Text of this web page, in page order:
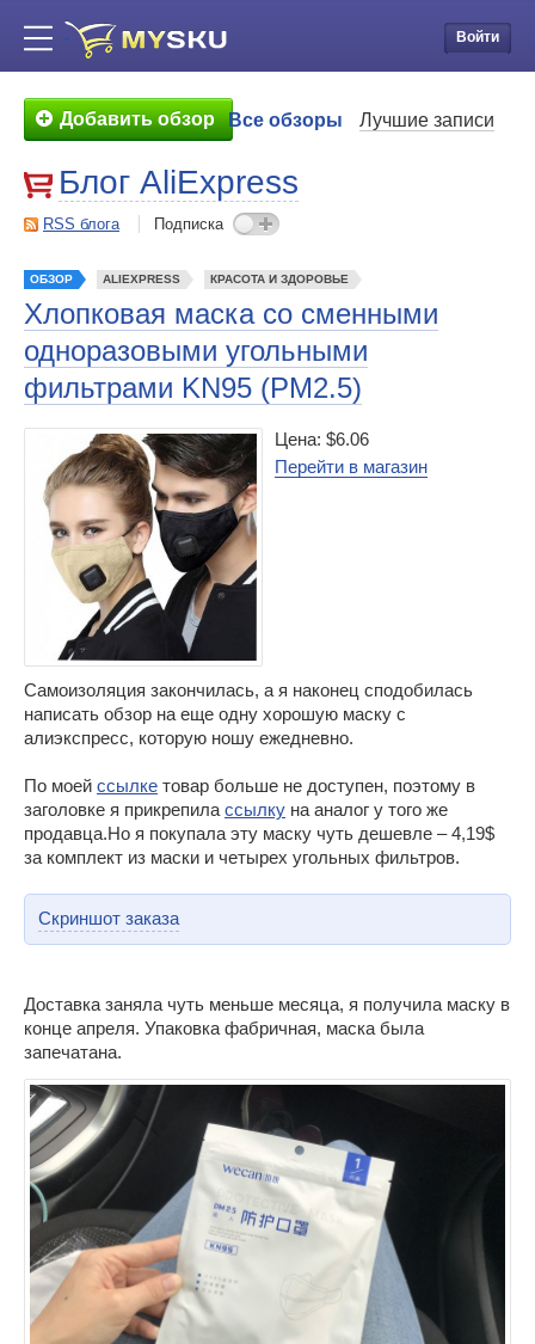
Войти
Добавить обзор Все обзоры Лучшие записи
Блог AliExpress
RSS блога Подписка
ОБЗОР ALIEXPRESS КРАСОТА И ЗДОРОВЬЕ
Хлопковая маска со сменными
одноразовыми угольными
фильтрами KN95 (PM2.5)
Цена: $6.06
Перейти в магазин
Самоизоляция закончилась, а я наконец сподобилась
написать обзор на еще одну хорошую маску с
алиэкспресс, которую ношу ежедневно.
По моей ссылке товар больше не доступен, поэтому в
заголовке я прикрепила ссылку на аналог у того же
продавца.Но я покупала эту маску чуть дешевле – 4,19$
за комплект из маски и четырех угольных фильтров.
Скриншот заказа
Доставка заняла чуть меньше месяца, я получила маску в
конце апреля. Упаковка фабричная, маска была
запечатана.